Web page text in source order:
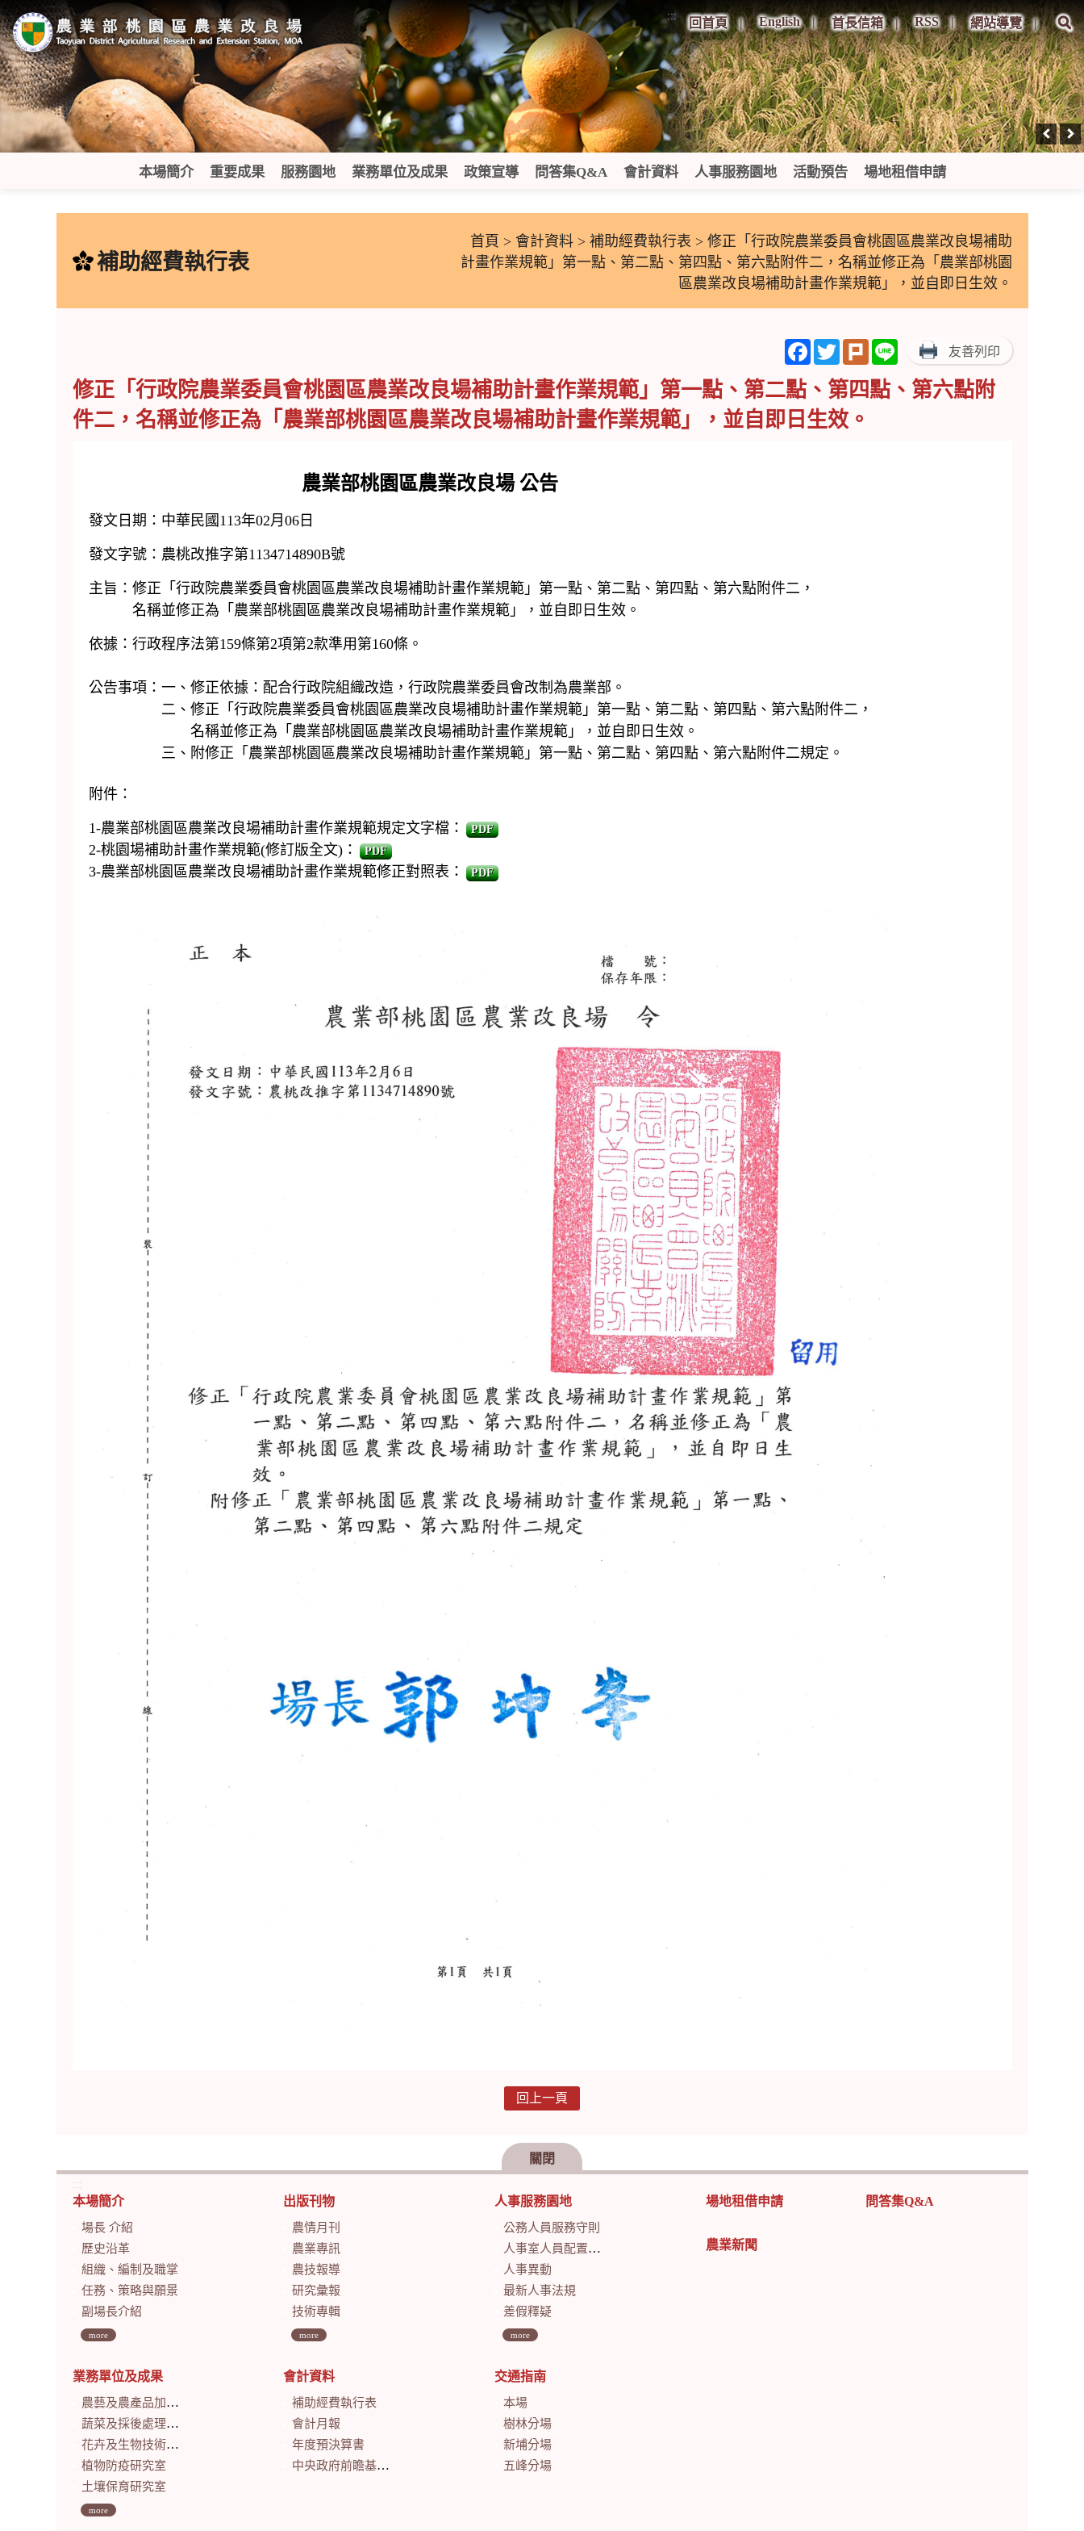
跳
到
主
要
內
容
塊
:::
回首頁 English 首長信箱 RSS 網站導覽
本場簡介 重要成果 服務園地 業務單位及成果 政策宣導 問答集Q&A 會計資料 人事服務園地 活動預告 場地租借申請
補助經費執行表
首頁 > 會計資料> 補助經費執行表 > 修正「行政院農業委員會桃園區農業改良場補助
計畫作業規範」第一點、第二點、第四點、第六點附件二，名稱並修正為「農業部桃園
區農業改良場補助計畫作業規範」，並自即日生效。
Facebook
TwitterPlurk Line 友善列印
修正「行政院農業委員會桃園區農業改良場補助計畫作業規範」第一點、第二點、第四點、第六點附
件二，名稱並修正為「農業部桃園區農業改良場補助計畫作業規範」，並自即日生效。
農業部桃園區農業改良場 公告
發文日期：中華民國113年02月06日
發文字號：農桃改推字第1134714890B號
主旨：修正「行政院農業委員會桃園區農業改良場補助計畫作業規範」第一點、第二點、第四點、第六點附件二，
名稱並修正為「農業部桃園區農業改良場補助計畫作業規範」，並自即日生效。
依據：行政程序法第159條第2項第2款準用第160條。
公告事項：一、修正依據：配合行政院組織改造，行政院農業委員會改制為農業部。
二、修正「行政院農業委員會桃園區農業改良場補助計畫作業規範」第一點、第二點、第四點、第六點附件二，
名稱並修正為「農業部桃園區農業改良場補助計畫作業規範」，並自即日生效。
三、附修正「農業部桃園區農業改良場補助計畫作業規範」第一點、第二點、第四點、第六點附件二規定。
附件：
1-農業部桃園區農業改良場補助計畫作業規範規定文字檔： PDF
2-桃園場補助計畫作業規範(修訂版全文)： PDF
3-農業部桃園區農業改良場補助計畫作業規範修正對照表： PDF
回上一頁
關閉
:::
本場簡介
場長 介紹
歷史沿革
組織、編制及職掌
任務、策略與願景
副場長介紹
more
業務單位及成果
農藝及農產品加工研究室
蔬菜及採後處理研究室
花卉及生物技術研究室
植物防疫研究室
土壤保育研究室
more
出版刊物
農情月刊
農業專訊
農技報導
研究彙報
技術專輯
more
會計資料
補助經費執行表
會計月報
年度預決算書
中央政府前瞻基礎建設計畫特別預算會計月報
人事服務園地
公務人員服務守則
人事室人員配置及業務職掌
人事異動
最新人事法規
差假釋疑
more
交通指南
本場
樹林分場
新埔分場
五峰分場
場地租借申請
農業新聞
問答集Q&A